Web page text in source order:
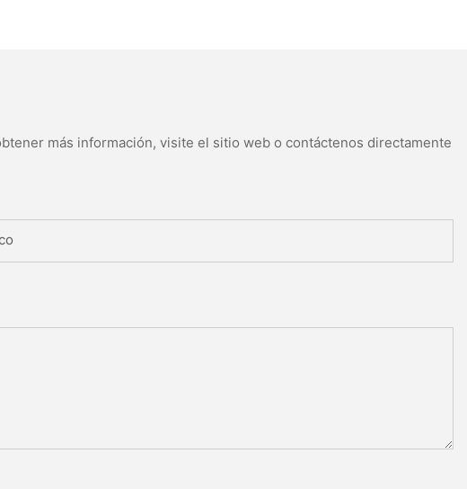
más información, visite el sitio web o contáctenos directamente